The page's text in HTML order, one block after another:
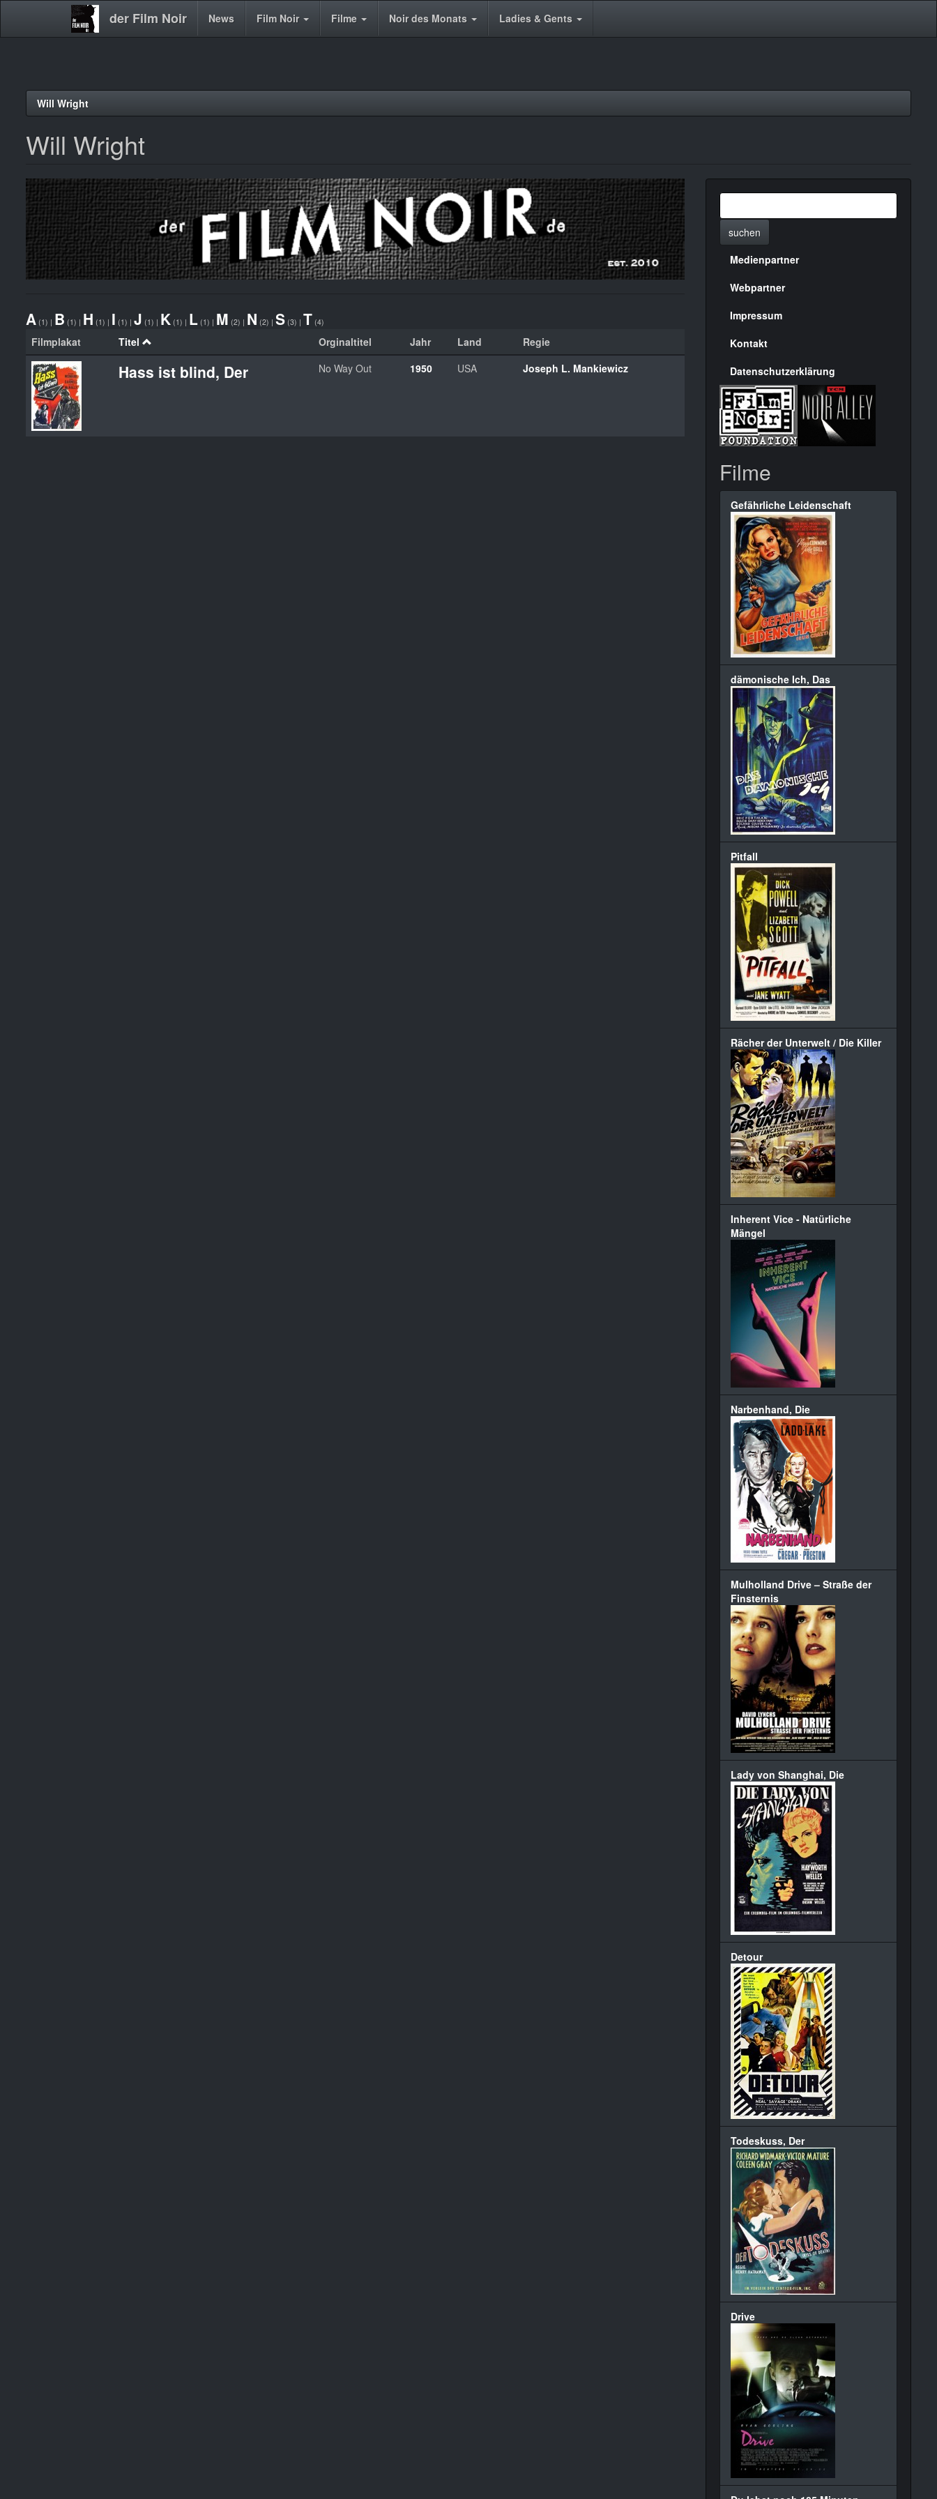
der Film Noir
Main News Film Noir Filme Noir des Monats Ladies & Gents
Will Wright
Will Wright
A (1) | B (1) | H (1) | I (1) | J (1) | K (1) | L (1) | M (2) | N (2) | S (3) | T (4)
Filmplakat Titel Orginaltitel Jahr Land Regie
Hass ist blind, Der No Way Out 1950 USA Joseph L. Mankiewicz
suchen
Menülinks
rechte
Seite
Medienpartner
Webpartner
Impressum
Kontakt
Datenschutzerklärung
Filme
Gefährliche Leidenschaft
dämonische Ich, Das
Pitfall
Rächer der Unterwelt / Die Killer
Inherent Vice - Natürliche
Mängel
Narbenhand, Die
Mulholland Drive – Straße der
Finsternis
Lady von Shanghai, Die
Detour
Todeskuss, Der
Drive